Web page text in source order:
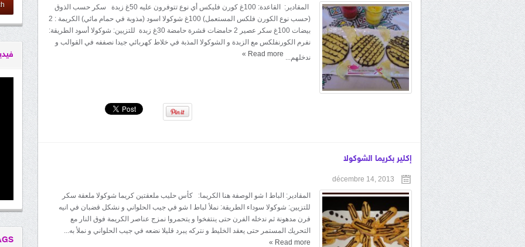
المقادير: القاعدة: 100غ كورن فليكس أي نوع تتوفرون عليه 50غ زبدة سكر حسب الذوق
(حسب نوع الكورن فلكس المستعمل) 100غ شوكولا اسود (مذوبة في حمام مائي) الكريمة : 2
بيضات 100غ سكر عصير 2 حامضات قشرة حامضة 30غ زبدة للتزيين: شوكولا أسود الطريقة:
نفرم الكورنفلكس مع الزبدة و الشوكولا المذبة في خلاط كهربائي جيدا نصففه في القوالب و
ندخلهم... Read more
»
إكلير بكريما الشوكولا
décembre 14, 2013
المقادير: الباط ا شو الوصفة هنا الكريما: كأس حليب ملعقتين كريما شوكولا ملعقة سكر
للتزيين: شوكولا سوداء الطريقة: نملأ لباط ا شو في جيب الحلواني و نشكل قضبان في انيه
فرن مدهونة ثم ندخله الفرن حتى ينتفخوا و يتحمروا نمزج عناصر الكريمة فوق النار مع
التحريك المستمر حتى يعقد الخليط و نتركه يبرد قليلا نضعه في جيب الحلواني و نملأ به...
Read more
»